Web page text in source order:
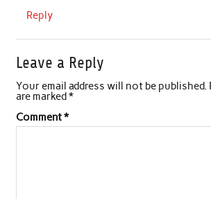
Reply
Leave a Reply
Your email address will not be published.
are marked*
Comment*